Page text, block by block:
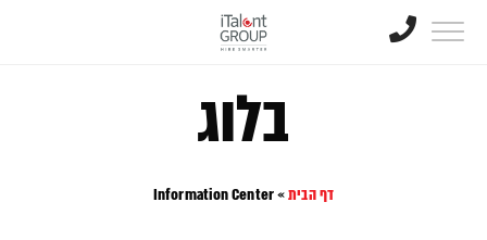
בלוג
דף הבית»
Information Center